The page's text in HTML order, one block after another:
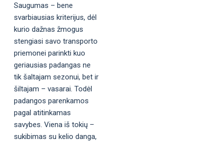
Saugumas – bene
svarbiausias kriterijus, dėl
kurio dažnas žmogus
stengiasi savo transporto
priemonei parinkti kuo
geriausias padangas ne
tik šaltajam sezonui, bet ir
šiltajam – vasarai. Todėl
padangos parenkamos
pagal atitinkamas
savybes. Viena iš tokių –
sukibimas su kelio danga,